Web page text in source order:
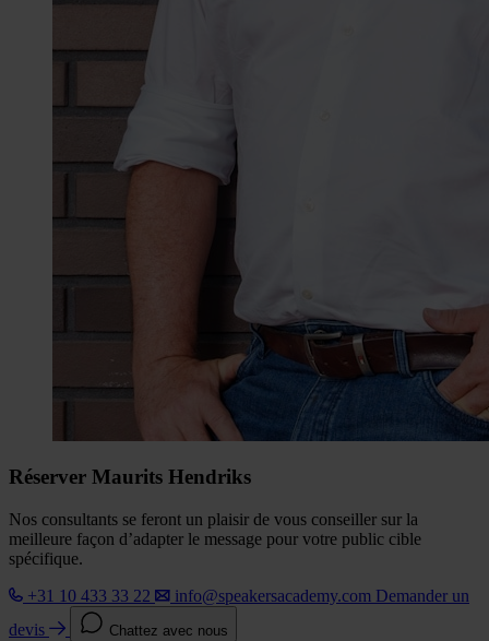
Réserver Maurits Hendriks
Nos consultants se feront un plaisir de vous conseiller sur la
meilleure façon d’adapter le message pour votre public cible
spécifique.
+31 10 433 33 22
info@speakersacademy.com Demander un
devis
Chattez avec nous